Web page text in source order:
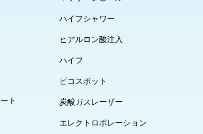
ト
ハイフシャワー
ヒアルロン酸注入
ハイフ
ピコスポット
炭酸ガスレーザー
エレクトロポレーション